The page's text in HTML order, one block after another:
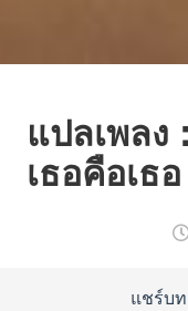
แปลเพลง
เธอคือเธอ
แชร์บ